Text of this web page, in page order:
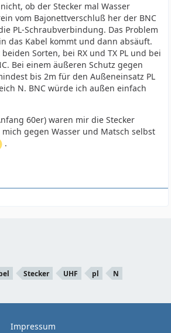
ob der Stecker mal Wasser
vom Bajonettverschluß her der BNC
PL-Schraubverbindung. Das Problem
das Kabel kommt und dann absäuft.
Sorten, bei RX und TX PL und bei
Bei einem äußeren Schutz gegen
bis 2m für den Außeneinsatz PL
N. BNC würde ich außen einfach
60er) waren mir die Stecker
gegen Wasser und Matsch selbst
.
Stecker UHF pl N
Impressum